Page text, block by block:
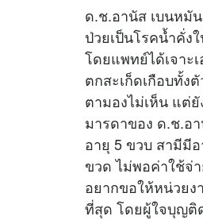
ด.ช.อานัส เบนหมั
ป่วยเป็นโรคน้ำคั่ง
โดยแพทย์ได้เจาะ
ตกสะเก็ดเกือบทั้ง
ตามองไม่เห็น แต่
มารดาของ ด.ช.อ
อายุ 5 ขวบ สามีมี
ขวด ไม่พอค่าใช้จ่
อยากขอให้หน่วยง
ที่สุด โดยผู้ใจบุญติ